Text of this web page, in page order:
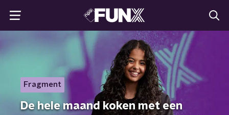
Fragment
De hele maand koken met een